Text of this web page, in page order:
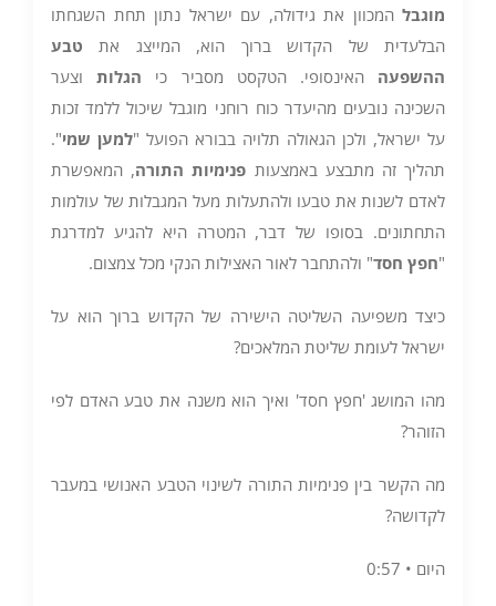
מוגבל המכוון את גידולה, עם ישראל נתון תחת השגחתו
הבלעדית של הקדוש ברוך הוא, המייצג את טבע
ההשפעה האינסופי. הטקסט מסביר כי הגלותוצער
השכינה נובעים מהיעדר כוח רוחני מוגבל שיכול ללמד זכות
על ישראל, ולכן הגאולה תלויה בבורא הפועל "למען שמי".
תהליך זה מתבצע באמצעות פנימיות התורה, המאפשרת
לאדם לשנות את טבעו ולהתעלות מעל המגבלות של עולמות
התחתונים. בסופו של דבר, המטרה היא להגיע למדרגת
"חפץ חסד" ולהתחבר לאור האצילות הנקי מכל צמצום.
כיצד משפיעה השליטה הישירה של הקדוש ברוך הוא על
ישראל לעומת שליטת המלאכים?
מהו המושג 'חפץ חסד' ואיך הוא משנה את טבע האדם לפי
הזוהר?
מה הקשר בין פנימיות התורה לשינוי הטבע האנושי במעבר
לקדושה?
היום • 0:57